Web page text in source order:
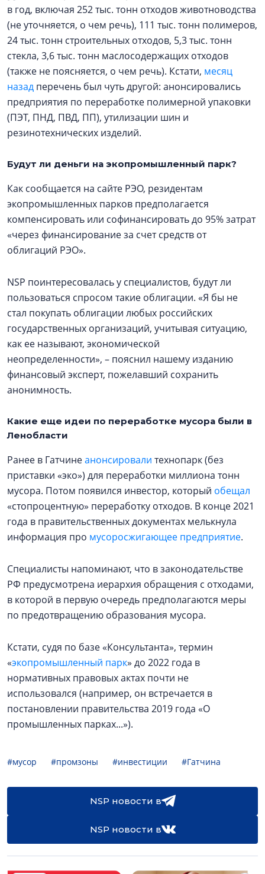
в год, включая 252 тыс. тонн отходов животноводства
(не уточняется, о чем речь), 111 тыс. тонн полимеров,
24 тыс. тонн строительных отходов, 5,3 тыс. тонн
стекла, 3,6 тыс. тонн маслосодержащих отходов
(также не поясняется, о чем речь). Кстати, месяц
назад перечень был чуть другой: анонсировались
предприятия по переработке полимерной упаковки
(ПЭТ, ПНД, ПВД, ПП), утилизации шин и
резинотехнических изделий.
Будут ли деньги на экопромышленный парк?
Как сообщается на сайте РЭО, резидентам
экопромышленных парков предполагается
компенсировать или софинансировать до 95% затрат
«через финансирование за счет средств от
облигаций РЭО».
NSP поинтересовалась у специалистов, будут ли
пользоваться спросом такие облигации. «Я бы не
стал покупать облигации любых российских
государственных организаций, учитывая ситуацию,
как ее называют, экономической
неопределенности», – пояснил нашему изданию
финансовый эксперт, пожелавший сохранить
анонимность.
Какие еще идеи по переработке мусора были в
Ленобласти
Ранее в Гатчинеанонсировали технопарк (без
приставки «эко») для переработки миллиона тонн
мусора. Потом появился инвестор, который обещал
«стопроцентную» переработку отходов. В конце 2021
года в правительственных документах мелькнула
информация про мусоросжигающее предприятие.
Специалисты напоминают, что в законодательстве
РФ предусмотрена иерархия обращения с отходами,
в которой в первую очередь предполагаются меры
по предотвращению образования мусора.
Кстати, судя по базе «Консультанта», термин
«экопромышленный парк» до 2022 года в
нормативных правовых актах почти не
использовался (например, он встречается в
постановлении правительства 2019 года «О
промышленных парках...»).
#мусор #промзоны #инвестиции #Гатчина
NSP новости в
NSP новости в